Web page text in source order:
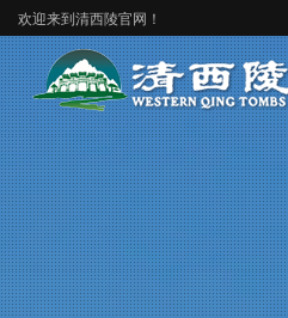
欢迎来到清西陵官网！